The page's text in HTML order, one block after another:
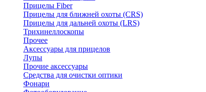
Прицелы Fiber
Прицелы для ближней охоты (CRS)
Прицелы для дальней охоты (LRS)
Трихинеллоскопы
Прочее
Аксессуары для прицелов
Лупы
Прочие аксессуары
Средства для очистки оптики
Фонари